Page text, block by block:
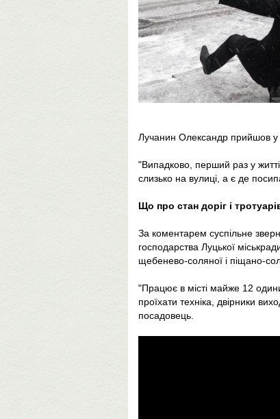
Лучанин Олександр прийшов у
"Випадково, перший раз у
слизько на вулиці, а є де
Що про стан доріг і
За коментарем суспільне
господарства Луцької
щебенево-соляної і піщано-
"Працює в місті майже 12
проїхати техніка, двірники
посадовець.